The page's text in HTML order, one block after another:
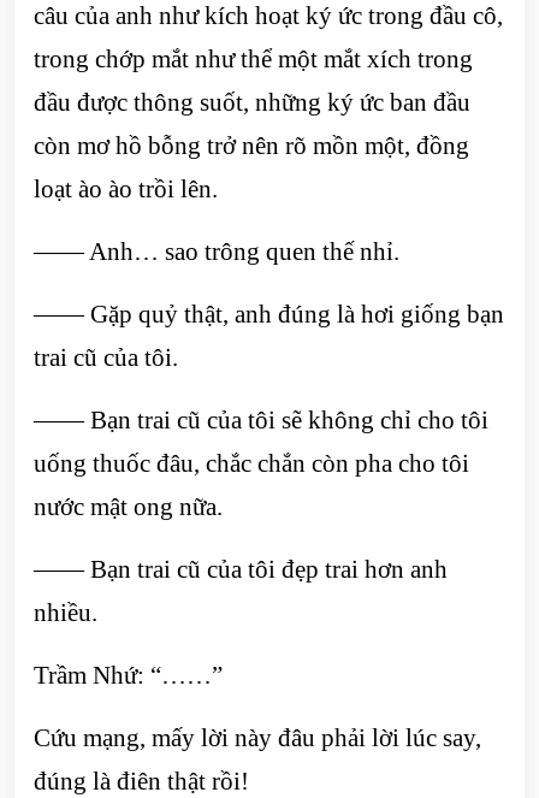
câu của anh như kích hoạt ký ức trong đầu cô,
trong chớp mắt như thể một mắt xích trong
đầu được thông suốt, những ký ức ban đầu
còn mơ hồ bỗng trở nên rõ mồn một, đồng
loạt ào ào trồi lên.
—— Anh… sao trông quen thế nhỉ.
—— Gặp quỷ thật, anh đúng là hơi giống bạn
trai cũ của tôi.
—— Bạn trai cũ của tôi sẽ không chỉ cho tôi
uống thuốc đâu, chắc chắn còn pha cho tôi
nước mật ong nữa.
—— Bạn trai cũ của tôi đẹp trai hơn anh
nhiều.
Trầm Nhứ: “……”
Cứu mạng, mấy lời này đâu phải lời lúc say,
đúng là điên thật rồi!